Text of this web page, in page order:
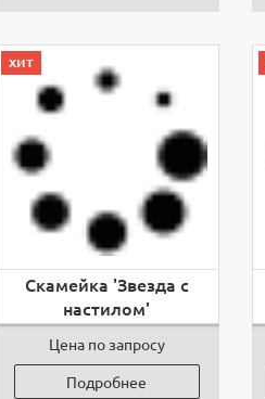
хит
Скамейка 'Звезда с
настилом'
Цена по запросу
Подробнее